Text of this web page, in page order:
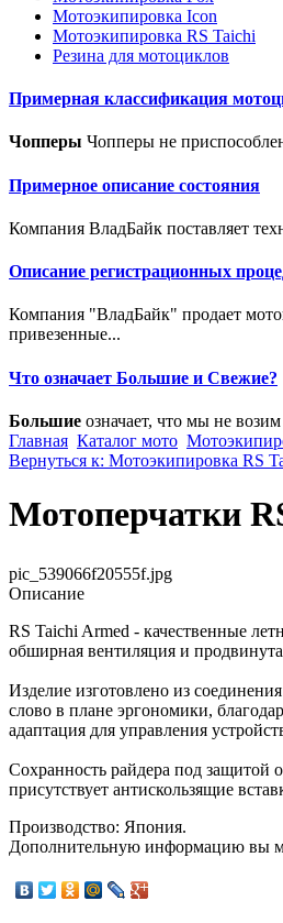
Мотоэкипировка Icon
Мотоэкипировка RS Taichi
Резина для мотоциклов
Примерная классификация
Чопперы Чопперы не
Примерное описание состояния
Компания ВладБайк поставляет
Описание регистрационных
Компания "ВладБайк" продает
привезенные...
Что означает Большие и Свежие?
Большие означает, что мы не
Главная Каталог мото
Вернуться к: Мотоэкипировка RS
Мотоперчатки
pic_539066f20555f.jpg
Описание
RS Taichi Armed - качественные
обширная вентиляция и
Изделие изготовлено из
слово в плане эргономики,
адаптация для управления
Сохранность райдера под защитой
присутствует антискользящие
Производство: Япония.
Дополнительную информацию вы